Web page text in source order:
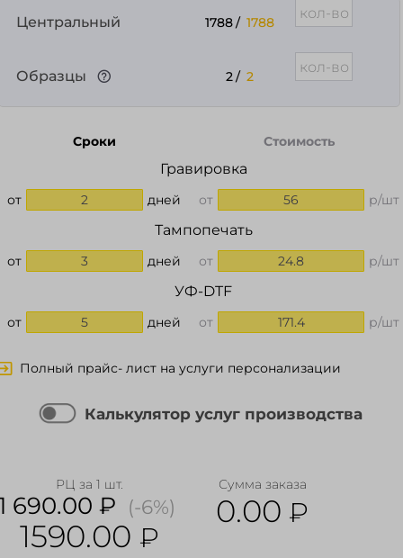
Центральный
Образцы
1788/ 1788
2/ 2
Сроки Стоимость
Гравировка
от 2 дней от 56 р/шт
Тампопечать
от 3 дней от 24.8 р/шт
УФ-DTF
от 5 дней от 171.4 р/шт
Полный прайс- лист на услуги персонализации
Калькулятор услуг производства
РЦ за 1 шт.
690.00 ₽ (-6%)
1590.00 ₽
Сумма заказа
0.00 ₽